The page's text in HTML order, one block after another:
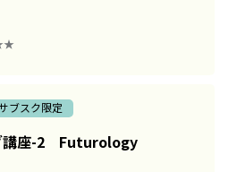
ブスク限定
講座-2 Futurology